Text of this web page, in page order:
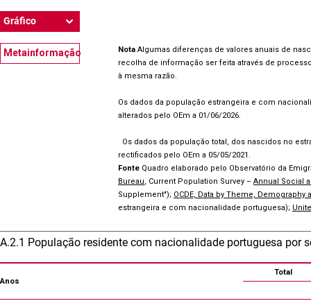
Gráfico
Metainformação Nota Algumas diferenças de valores anuais de
recolha de informação ser feita através de
à mesma razão.
Os dados da população estrangeira e com
alterados pelo OEm a 01/06/2026.
Os dados da população total, dos nascidos no
rectificados pelo OEm a 05/05/2021.
Fonte Quadro elaborado pelo Observatório da
Bureau, Current Population Survey – Annual Social
Supplement"); OCDE, Data by Theme,
estrangeira e com nacionalidade portuguesa);
A.2.1 População residente com nacionalidade portuguesa por
Anos
Total